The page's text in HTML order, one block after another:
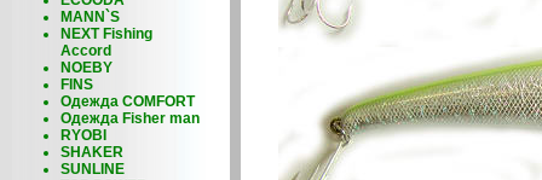
MANN`S
NEXT Fishing
Accord
NOEBY
FINS
Одежда COMFORT
Одежда Fisher man
RYOBI
SHAKER
SUNLINE